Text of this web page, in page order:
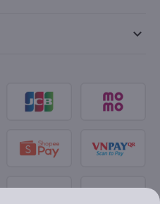
keyboard_arrow_down